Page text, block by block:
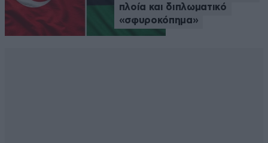
πλοία και διπλωματικό
«σφυροκόπημα»